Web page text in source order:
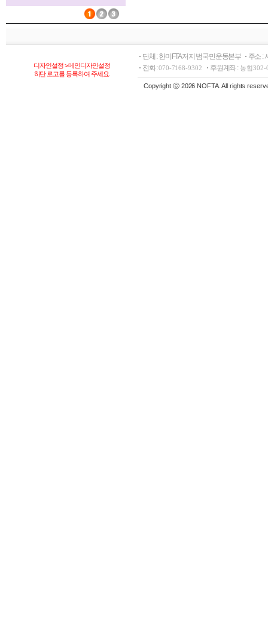
디자인설정 > 메인디자인설정
하단 로고를 등록하여 주세요.
단체 : 한미FTA저지 범국민운동본부
주소 :
전화 :070-7168-9302 후원계좌 : 농협302-
Copyright ⓒ 2026 NOFTA. All rights